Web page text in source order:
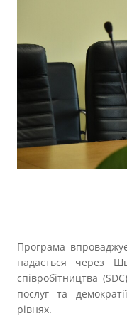
Програма
надається через
співробітництва
послуг та
рівнях.